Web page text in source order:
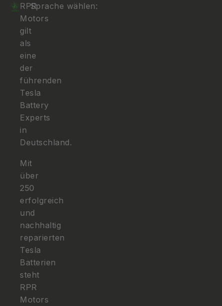
RPR
Motors
gilt
als
eine
der
führenden
Tesla
Battery
Experts
in
Deutschland.
Mit
über
250
erfolgreich
und
nachhaltig
reparierten
Tesla
Batterien
steht
RPR
Motors
Sprache wählen: